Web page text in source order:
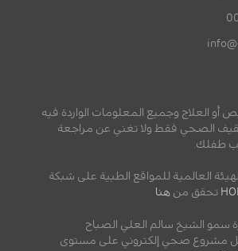
أو العلاج وجميع المعلومات الواردة فيه
الصحي فقط ولا تغني عن مراجعة
طفلك.
العالمية للمواقع الطبية على شبكة
تحقق من هنا
سمو الشيخ سالم العلي الصباح
مشروع صحي إلكتروني على مستوى